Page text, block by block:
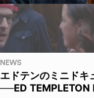
NEWS
エドテンのミニドキ
──ED TEMPLETON